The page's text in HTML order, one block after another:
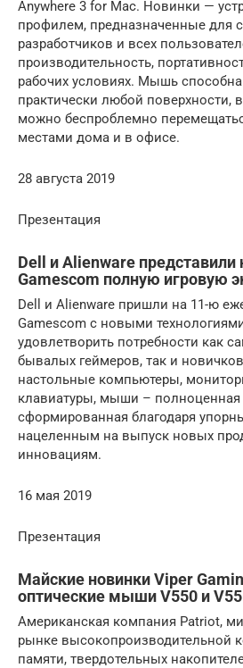
Anywhere 3 for Mac. Новинки —
профилем, предназначенные для
разработчиков и всех
производительность,
рабочих условиях. Мышь способна
практически любой поверхности,
можно беспроблемно
местами дома и в офисе.
28 августа 2019
Презентация
Dell и Alienware представили
Gamescom полную игровую
Dell и Alienware пришли на 11-ю
Gamescom с новыми
удовлетворить потребности как
бывалых геймеров, так и
настольные компьютеры,
клавиатуры, мыши – полноценная
сформированная благодаря
нацеленным на выпуск новых
инновациям.
16 мая 2019
Презентация
Майские новинки Viper
оптические мыши V550 и
Американская компания Patriot,
рынке высокопроизводительной
памяти, твердотельных